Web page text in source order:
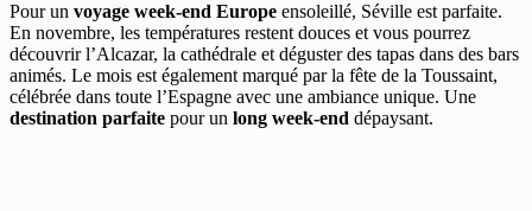
Pour un voyage week-end Europe ensoleillé, Séville est parfaite.
En novembre, les températures restent douces et vous pourrez
découvrir l’Alcazar, la cathédrale et déguster des tapas dans des bars
animés. Le mois est également marqué par la fête de la Toussaint,
célébrée dans toute l’Espagne avec une ambiance unique. Une
destination parfaite pour un long week-end dépaysant.